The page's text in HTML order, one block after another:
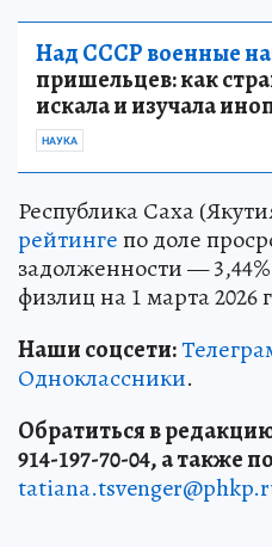
Над СССР военные
пришельцев: как
искала и изучала
НАУКА
Республика Саха
рейтингепо доле
задолженности —
физлиц на 1 марта 2026
Наши соцсети:
Одноклассники.
Обратиться в
914-197-70-04, а также